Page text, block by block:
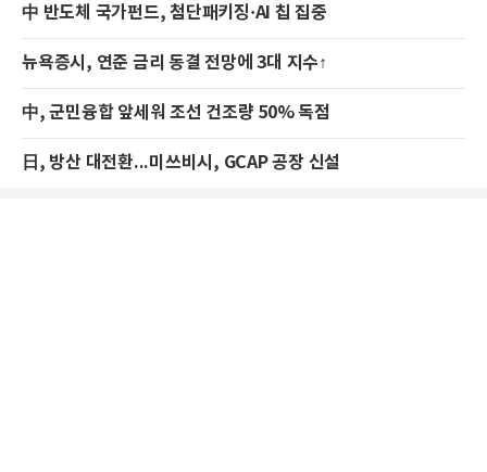
中 반도체 국가펀드, 첨단패키징·AI 칩 집중
뉴욕증시, 연준 금리 동결 전망에 3대 지수↑
中, 군민융합 앞세워 조선 건조량 50% 독점
日, 방산 대전환...미쓰비시, GCAP 공장 신설